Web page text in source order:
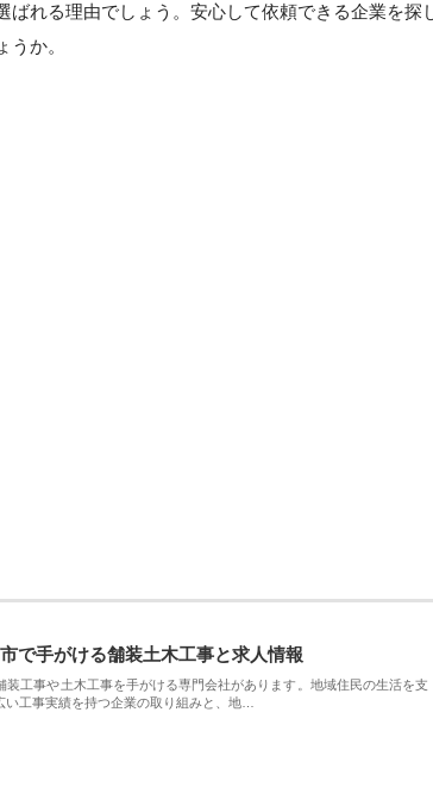
れる理由でしょう。安心して依頼できる企業を探
か。
で手がける舗装土木工事と求人情報
工事や土木工事を手がける専門会社があります。地域住民の生活を支
工事実績を持つ企業の取り組みと、地…